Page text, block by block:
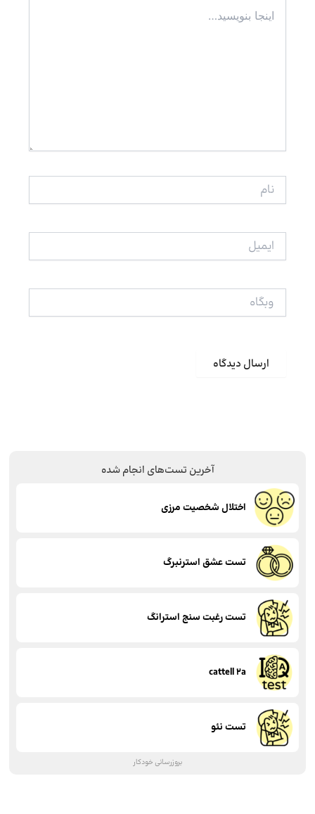
بنویسید…
ایمیل
وبگاه
آخرین تست‌های انجام شده
اختلال شخصیت مرزی
تست عشق استرنبرگ
تست رغبت سنج استرانگ
cattell 2a
تست نئو
بروزرسانی خودکار